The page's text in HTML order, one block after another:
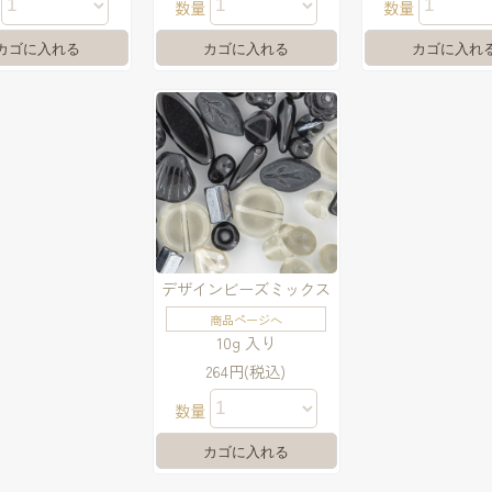
数量 数量
デザインビーズミックス
商品ページへ
10g 入り
264円(税込)
数量